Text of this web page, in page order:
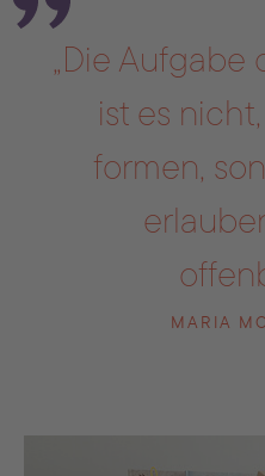
„Die
ist es
formen,
MARIA